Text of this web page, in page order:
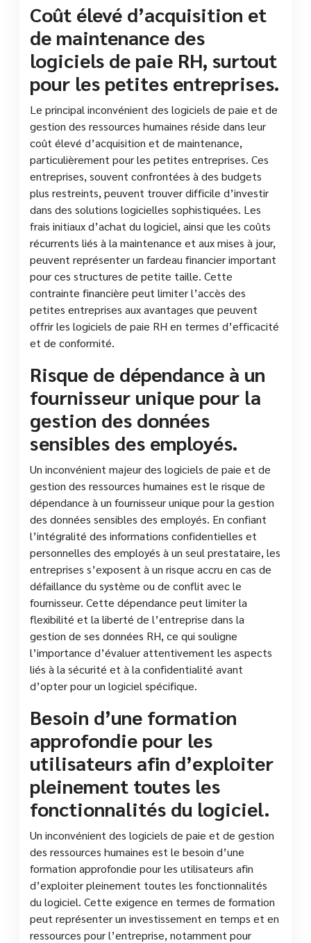
Coût élevé d’acquisition et
de maintenance des
logiciels de paie RH, surtout
pour les petites entreprises.
Le principal inconvénient des logiciels de paie et de
gestion des ressources humaines réside dans leur
coût élevé d’acquisition et de maintenance,
particulièrement pour les petites entreprises. Ces
entreprises, souvent confrontées à des budgets
plus restreints, peuvent trouver difficile d’investir
dans des solutions logicielles sophistiquées. Les
frais initiaux d’achat du logiciel, ainsi que les coûts
récurrents liés à la maintenance et aux mises à jour,
peuvent représenter un fardeau financier important
pour ces structures de petite taille. Cette
contrainte financière peut limiter l’accès des
petites entreprises aux avantages que peuvent
offrir les logiciels de paie RH en termes d’efficacité
et de conformité.
Risque de dépendance à un
fournisseur unique pour la
gestion des données
sensibles des employés.
Un inconvénient majeur des logiciels de paie et de
gestion des ressources humaines est le risque de
dépendance à un fournisseur unique pour la gestion
des données sensibles des employés. En confiant
l’intégralité des informations confidentielles et
personnelles des employés à un seul prestataire, les
entreprises s’exposent à un risque accru en cas de
défaillance du système ou de conflit avec le
fournisseur. Cette dépendance peut limiter la
flexibilité et la liberté de l’entreprise dans la
gestion de ses données RH, ce qui souligne
l’importance d’évaluer attentivement les aspects
liés à la sécurité et à la confidentialité avant
d’opter pour un logiciel spécifique.
Besoin d’une formation
approfondie pour les
utilisateurs afin d’exploiter
pleinement toutes les
fonctionnalités du logiciel.
Un inconvénient des logiciels de paie et de gestion
des ressources humaines est le besoin d’une
formation approfondie pour les utilisateurs afin
d’exploiter pleinement toutes les fonctionnalités
du logiciel. Cette exigence en termes de formation
peut représenter un investissement en temps et en
ressources pour l’entreprise, notamment pour